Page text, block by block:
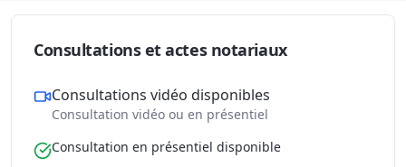
Consultations et actes notariaux
Consultations vidéo disponibles
Consultation vidéo ou en présentiel
Consultation en présentiel disponible